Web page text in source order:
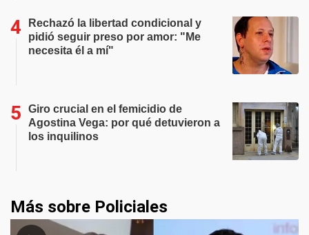
Rechazó la libertad condicional y
pidió seguir preso por amor: "Me
necesita él a mí"
Giro crucial en el femicidio de
Agostina Vega: por qué detuvieron a
los inquilinos
Más sobre Policiales